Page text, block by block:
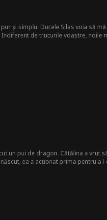
și simplu. Ducele Silas voia să
de trucurile voastre, noile
un pui de dragon. Cătălina a vrut
ea a acționat prima pentru a-l